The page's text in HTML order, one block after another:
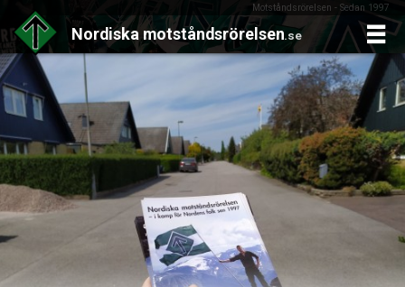
Motståndsrörelsen - Sedan 1997
Nordiska motståndsrörelsen.se
Skip
content